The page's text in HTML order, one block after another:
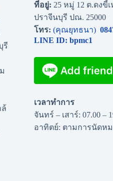
รี
ที่อยู่: 25 หมู่ 12 ต.ดงขี้
ปราจีนบุรี ปณ. 25000
โทร:(คุณยุทธนา)
LINE ID: bpmc1
เวลาทำการ
จันทร์ – เสาร์: 07.00 –
อาทิตย์: ตามการนัดห